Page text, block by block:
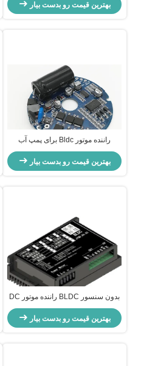
150W
بهترین قیمت رو بدست بیار
راننده موتور Bldc برای پمپ آب
الکتریکی، 0.5A بدون کنترل بدون
سنسور Brushless
بهترین قیمت رو بدست بیار
بدون سنسور BLDC راننده موتور DC
تنظیم کننده سرعت موتور مستطیل
Pwm کنترل سرعت 1-20kHz چرخه
کار 0-100%
بهترین قیمت رو بدست بیار